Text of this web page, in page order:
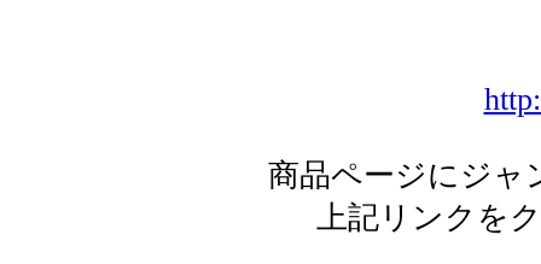
商品ページにジャ
上記リンクを